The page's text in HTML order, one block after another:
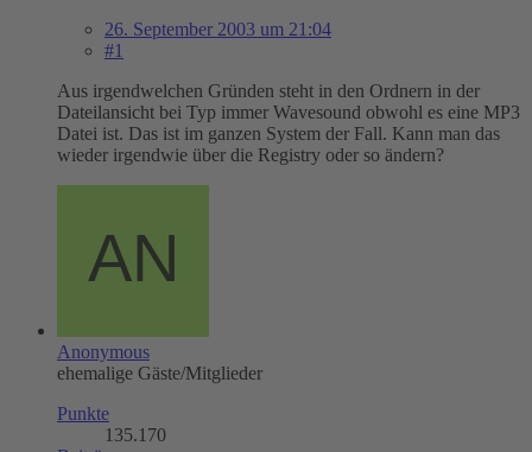
26. September 2003 um 21:04
#1
Aus irgendwelchen Gründen steht in den Ordnern in der
Dateilansicht bei Typ immer Wavesound obwohl es eine MP3
Datei ist. Das ist im ganzen System der Fall. Kann man das
wieder irgendwie über die Registry oder so ändern?
Anonymous
ehemalige Gäste/Mitglieder
Punkte
135.170